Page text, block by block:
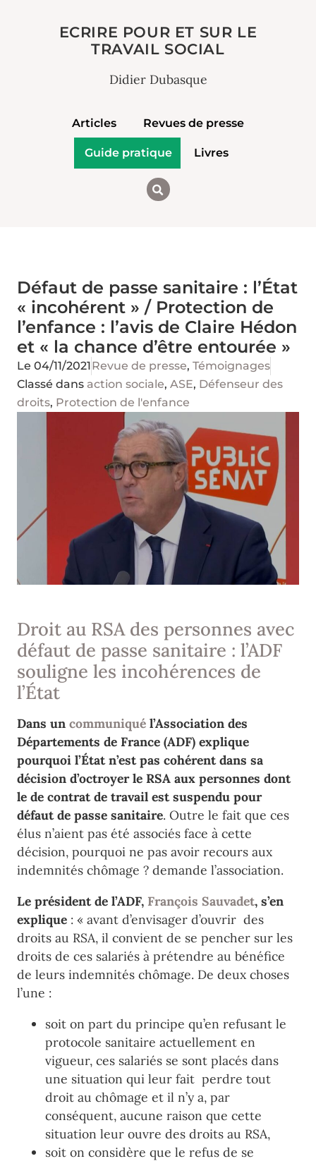
ECRIRE POUR ET SUR LE
TRAVAIL SOCIAL
Didier Dubasque
Articles Revues de presse
Guide pratique Livres
Défaut de passe sanitaire : l’État
« incohérent » / Protection de
l’enfance : l’avis de Claire Hédon
et « la chance d’être entourée »
Le 04/11/2021Revue de presse, Témoignages
Classé dans action sociale, ASE, Défenseur des
droits, Protection de l'enfance
Droit au RSA des personnes avec
défaut de passe sanitaire : l’ADF
souligne les incohérences de
l’État
Dans un communiqué l’Association des
Départements de France (ADF) explique
pourquoi l’État n’est pas cohérent dans sa
décision d’octroyer le RSA aux personnes dont
le de contrat de travail est suspendu pour
défaut de passe sanitaire. Outre le fait que ces
élus n’aient pas été associés face à cette
décision, pourquoi ne pas avoir recours aux
indemnités chômage ? demande l’association.
Le président de l’ADF, François Sauvadet, s’en
explique : « avant d’envisager d’ouvrir des
droits au RSA, il convient de se pencher sur les
droits de ces salariés à prétendre au bénéfice
de leurs indemnités chômage. De deux choses
l’une :
soit on part du principe qu’en refusant le
protocole sanitaire actuellement en
vigueur, ces salariés se sont placés dans
une situation qui leur fait perdre tout
droit au chômage et il n’y a, par
conséquent, aucune raison que cette
situation leur ouvre des droits au RSA,
soit on considère que le refus de se